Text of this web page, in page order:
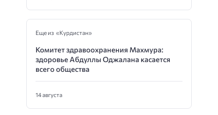
Еще из «Курдистан»
Комитет здравоохранения Махмура:
здоровье Абдуллы Оджалана касается
всего общества
14 августа